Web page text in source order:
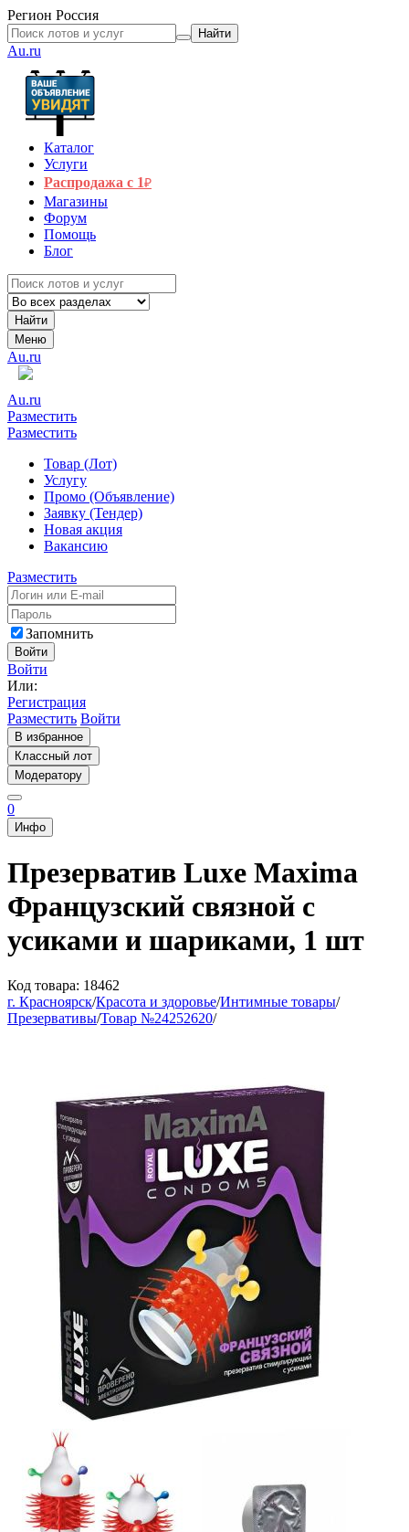
Регион Россия
Найти
Au.ru
Каталог
Услуги
Распродажа с 1₽
Магазины
Форум
Помощь
Блог
Найти
Меню
Au.ru
Au.ru
Разместить
Разместить
Товар (Лот)
Услугу
Промо (Объявление)
Заявку (Тендер)
Новая акция
Вакансию
Разместить
Запомнить
Войти
Войти
Или:
Регистрация
Разместить Войти
В избранное
Классный лот
Модератору
0
Инфо
Презерватив Luxe Maxima
Французский связной с
усиками и шариками, 1 шт
Код товара: 18462
г. Красноярск/Красота и здоровье/Интимные товары/
Презервативы/Товар №24252620/